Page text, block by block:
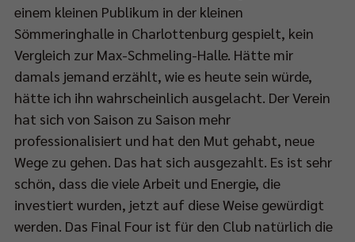
einem kleinen Publikum in der kleinen
Sömmeringhalle in Charlottenburg gespielt, kein
Vergleich zur Max-Schmeling-Halle. Hätte mir
damals jemand erzählt, wie es heute sein würde,
hätte ich ihn wahrscheinlich ausgelacht. Der Verein
hat sich von Saison zu Saison mehr
professionalisiert und hat den Mut gehabt, neue
Wege zu gehen. Das hat sich ausgezahlt. Es ist sehr
schön, dass die viele Arbeit und Energie, die
investiert wurden, jetzt auf diese Weise gewürdigt
werden. Das Final Four ist für den Club natürlich die